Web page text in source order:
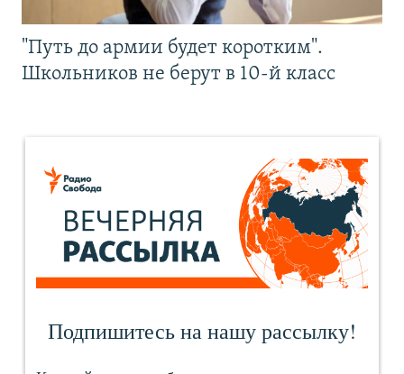
"Путь до армии будет коротким".
Школьников не берут в 10-й класс